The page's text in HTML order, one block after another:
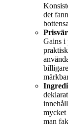
det
Gains i
mycket
man